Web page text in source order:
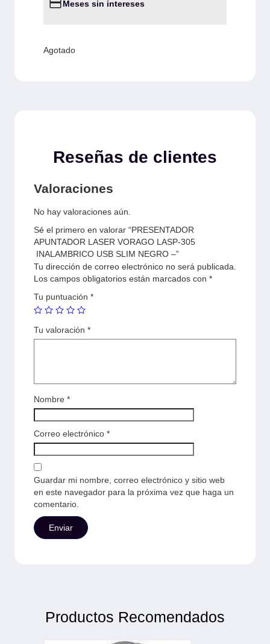
Meses sin intereses
Agotado
Reseñas de clientes
Valoraciones
No hay valoraciones aún.
Sé el primero en valorar “PRESENTADOR
APUNTADOR LASER VORAGO LASP-305
INALAMBRICO USB SLIM NEGRO –”
Tu dirección de correo electrónico no será publicada.
Los campos obligatorios están marcados con *
Tu puntuación *
Tu valoración *
Nombre *
Correo electrónico *
Guardar mi nombre, correo electrónico y sitio web
en este navegador para la próxima vez que haga un
comentario.
Productos Recomendados